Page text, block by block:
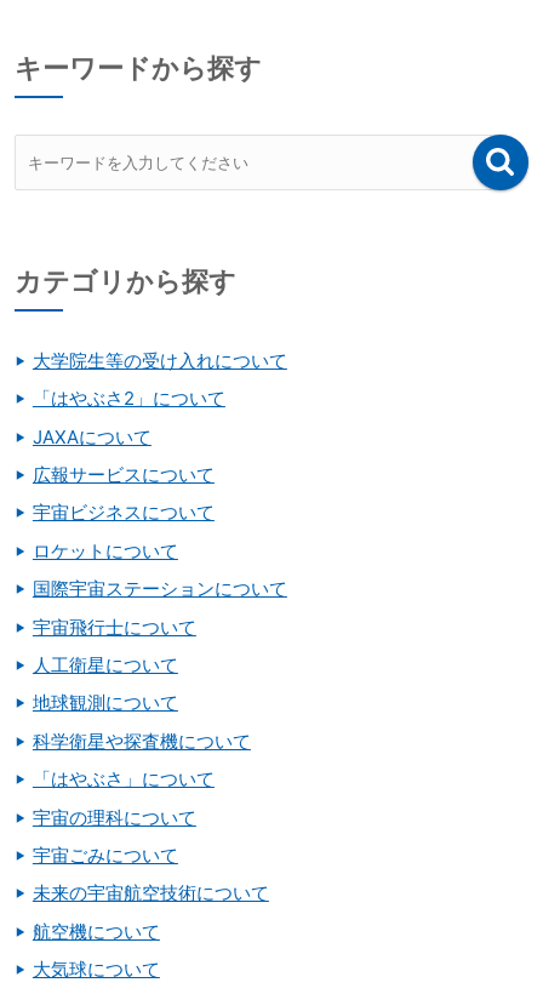
キーワードから探す
カテゴリから探す
大学院生等の受け入れについて
「はやぶさ2」について
JAXAについて
広報サービスについて
宇宙ビジネスについて
ロケットについて
国際宇宙ステーションについて
宇宙飛行士について
人工衛星について
地球観測について
科学衛星や探査機について
「はやぶさ」について
宇宙の理科について
宇宙ごみについて
未来の宇宙航空技術について
航空機について
大気球について